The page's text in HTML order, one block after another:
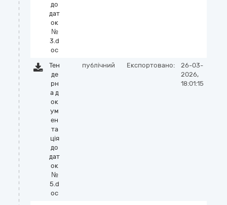
до
дат
ок
№
3.d
oc
Тен
де
рн
а д
ок
ум
ен
та
ція
до
дат
ок
№
5.d
oc
публічний Експортовано:
26-03-
2026,
18:01:15